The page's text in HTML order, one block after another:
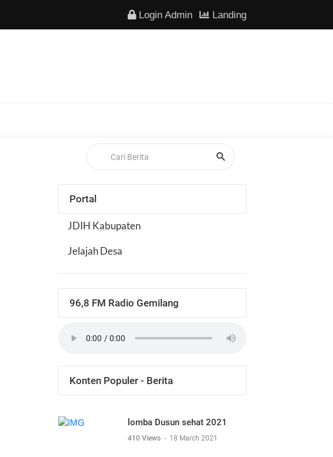
Login Admin Landing
Portal
JDIH Kabupaten
Jelajah Desa
96,8 FM Radio Gemilang
Konten Populer - Berita
lomba Dusun sehat 2021
410 Views - 18 March 2021